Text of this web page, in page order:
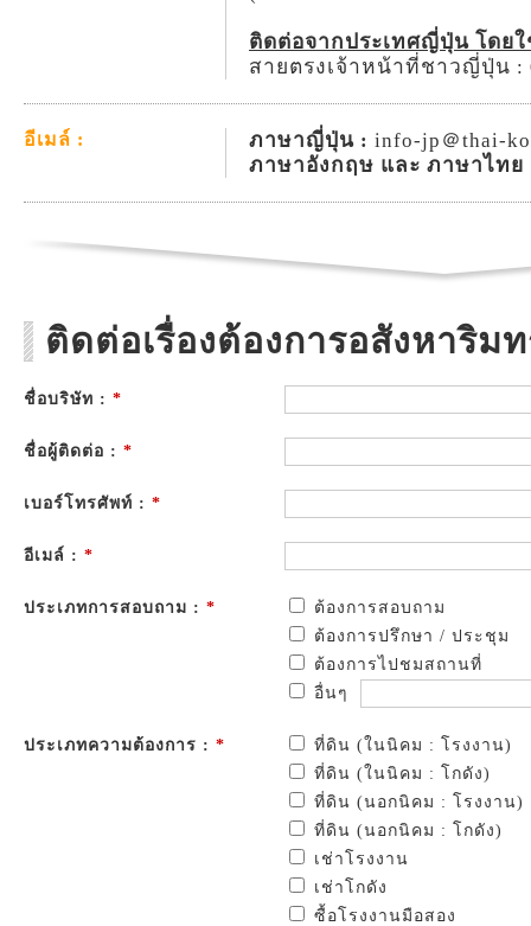
ติดต่อจากประเทศญี่ปุ่น โดย
สายตรงเจ้าหน้าที่ชาวญี่ปุ่น :
อีเมล์ : ภาษาญี่ปุ่น : info-jp＠thai-
ภาษาอังกฤษ และ ภาษาไทย
ติดต่อเรื่องต้องการอสังหาริม
ชื่อบริษัท : *
ชื่อผู้ติดต่อ : *
เบอร์โทรศัพท์ : *
อีเมล์ : *
ประเภทการสอบถาม : *
ต้องการสอบถาม
ต้องการปรึกษา / ประชุม
ต้องการไปชมสถานที่
อื่นๆ
ประเภทความต้องการ : *
ที่ดิน (ในนิคม : โรงงาน)
ที่ดิน (ในนิคม : โกดัง)
ที่ดิน (นอกนิคม : โรงงาน)
ที่ดิน (นอกนิคม : โกดัง)
เช่าโรงงาน
เช่าโกดัง
ซื้อโรงงานมือสอง